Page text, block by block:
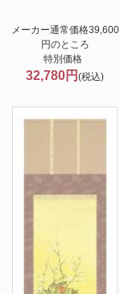
メーカー通常価格39,600
円のところ
特別価格
32,780円(税込)